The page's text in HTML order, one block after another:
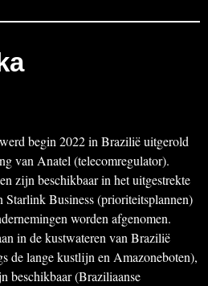
begin 2022 in Brazilië uitgerold
van Anatel (telecomregulator).
zijn beschikbaar in het uitgestrekte
Starlink Business (prioriteitsplannen)
worden afgenomen.
in de kustwateren van Brazilië
de lange kustlijn en Amazoneboten),
beschikbaar (Braziliaanse